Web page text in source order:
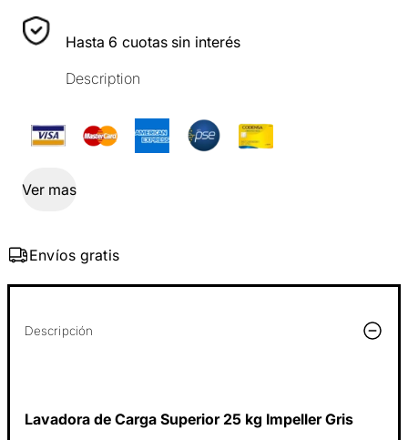
Hasta 6 cuotas sin interés
Description
Ver mas
Envíos gratis
Descripción
Lavadora de Carga Superior 25 kg Impeller Gris